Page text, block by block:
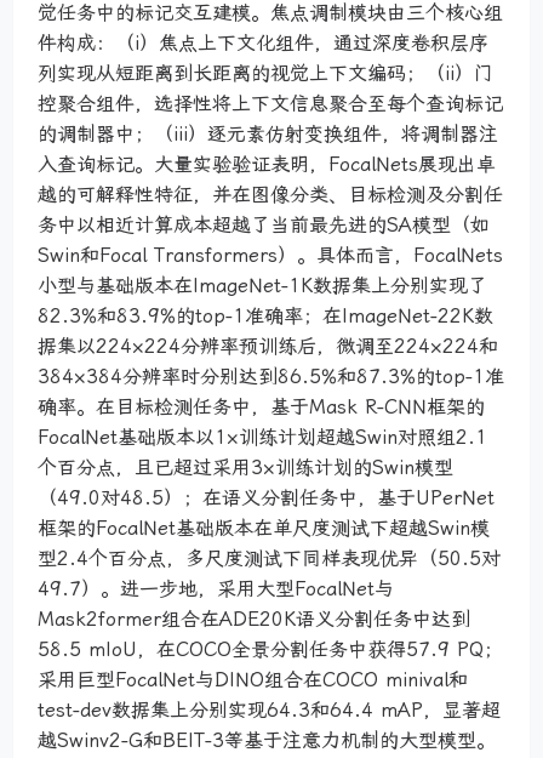
觉任务中的标记交互建模。焦点调制模块由三个核心组
件构成：（i）焦点上下文化组件，通过深度卷积层序
列实现从短距离到长距离的视觉上下文编码；（ii）门
控聚合组件，选择性将上下文信息聚合至每个查询标记
的调制器中；（iii）逐元素仿射变换组件，将调制器注
入查询标记。大量实验验证表明，FocalNets展现出卓
越的可解释性特征，并在图像分类、目标检测及分割任
务中以相近计算成本超越了当前最先进的SA模型（如
Swin和Focal Transformers）。具体而言，FocalNets
小型与基础版本在ImageNet-1K数据集上分别实现了
82.3%和83.9%的top-1准确率；在ImageNet-22K数
据集以224×224分辨率预训练后，微调至224×224和
384×384分辨率时分别达到86.5%和87.3%的top-1准
确率。在目标检测任务中，基于Mask R-CNN框架的
FocalNet基础版本以1×训练计划超越Swin对照组2.1
个百分点，且已超过采用3×训练计划的Swin模型
（49.0对48.5）；在语义分割任务中，基于UPerNet
框架的FocalNet基础版本在单尺度测试下超越Swin模
型2.4个百分点，多尺度测试下同样表现优异（50.5对
49.7）。进一步地，采用大型FocalNet与
Mask2former组合在ADE20K语义分割任务中达到
58.5 mIoU，在COCO全景分割任务中获得57.9 PQ；
采用巨型FocalNet与DINO组合在COCO minival和
test-dev数据集上分别实现64.3和64.4 mAP，显著超
越Swinv2-G和BEIT-3等基于注意力机制的大型模型。